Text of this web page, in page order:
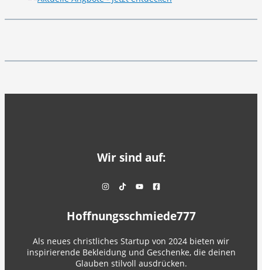
Wir sind auf:
Hoffnungsschmiede777
Als neues christliches Startup von 2024 bieten wir
inspirierende Bekleidung und Geschenke, die deinen
Glauben stilvoll ausdrücken.